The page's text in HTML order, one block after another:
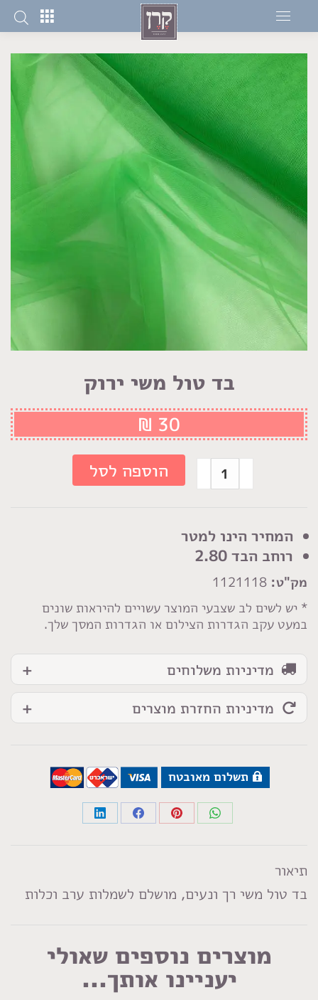
בד טול משי ירוק
המחיר הינו למטר
רוחב הבד 2.80
מק"ט:
* יש לשים לב שצבעי המוצר עשויים להיראות שונים
במעט עקב הגדרות הצילום או הגדרות המסך שלך.
₪ 30
כמות
של
משי
ירוק
הוספה לסל
מדיניות משלוחים
מדיניות החזרת מוצרים
תשלום מאובטח
Share
Share
Share
Share
תיאור
בד טול משי רך ונעים, מושלם לשמלות ערב וכלות
מוצרים נוספים שאולי
יעניינו אותך...